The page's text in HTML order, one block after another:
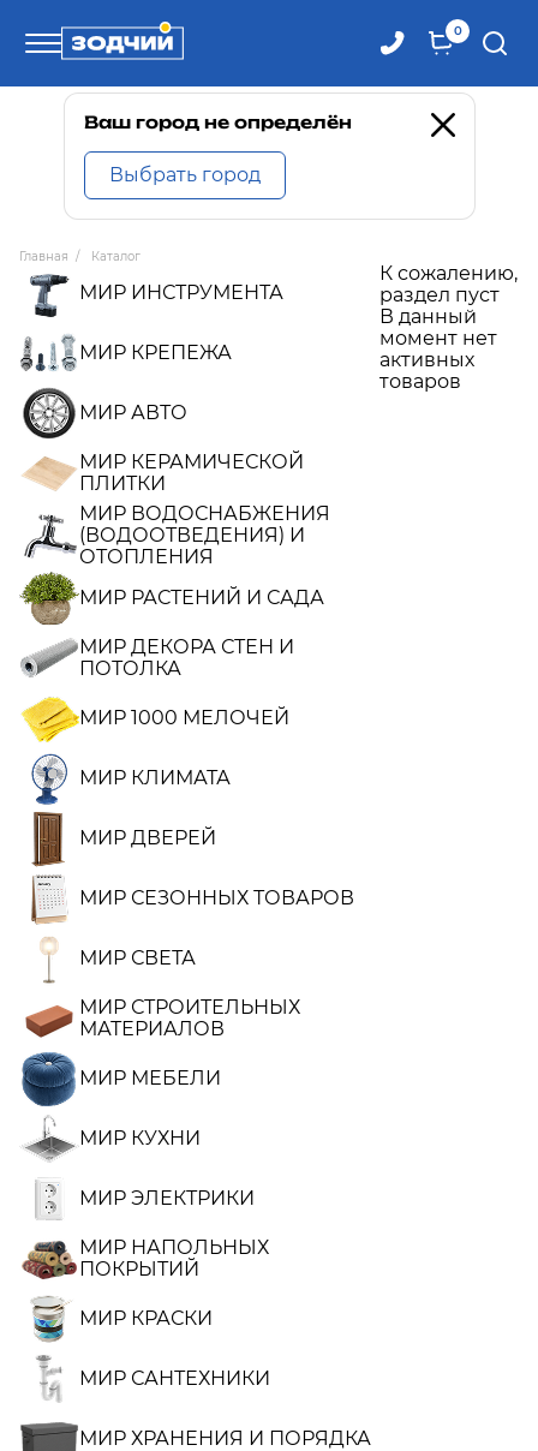
0
Телефоны
8 800 100-71-71
8 (4242) 30-00-27
8 (4242) 30-00-72
Ваш город не определён
Выбрать город
Главная / Каталог
МИР ИНСТРУМЕНТА
МИР КРЕПЕЖА
МИР АВТО
МИР КЕРАМИЧЕСКОЙ
ПЛИТКИ
МИР ВОДОСНАБЖЕНИЯ
(ВОДООТВЕДЕНИЯ) И
ОТОПЛЕНИЯ
МИР РАСТЕНИЙ И САДА
МИР ДЕКОРА СТЕН И
ПОТОЛКА
МИР 1000 МЕЛОЧЕЙ
МИР КЛИМАТА
МИР ДВЕРЕЙ
МИР СЕЗОННЫХ ТОВАРОВ
МИР СВЕТА
МИР СТРОИТЕЛЬНЫХ
МАТЕРИАЛОВ
МИР МЕБЕЛИ
МИР КУХНИ
МИР ЭЛЕКТРИКИ
МИР НАПОЛЬНЫХ
ПОКРЫТИЙ
МИР КРАСКИ
МИР САНТЕХНИКИ
МИР ХРАНЕНИЯ И ПОРЯДКА
К сожалению,
раздел пуст
В данный
момент нет
активных
товаров